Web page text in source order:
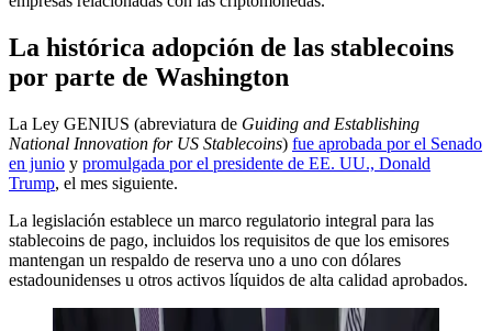
La histórica adopción de las stablecoins
por parte de Washington
La Ley GENIUS (abreviatura de Guiding and Establishing
National Innovation for US Stablecoins) fue aprobada por el Senado
en junio y promulgada por el presidente de EE. UU., Donald
Trump, el mes siguiente.
La legislación establece un marco regulatorio integral para las
stablecoins de pago, incluidos los requisitos de que los emisores
mantengan un respaldo de reserva uno a uno con dólares
estadounidenses u otros activos líquidos de alta calidad aprobados.